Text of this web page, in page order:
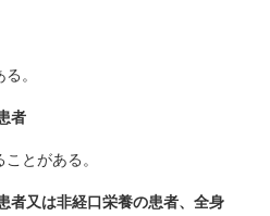
。
者
とがある。
又は非経口栄養の患者、全身